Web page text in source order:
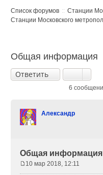
Список форумов
Станции
Станции Московского
Общая информация
Ответить
6
Александр
Общая информация
10 мар 2018, 12:11